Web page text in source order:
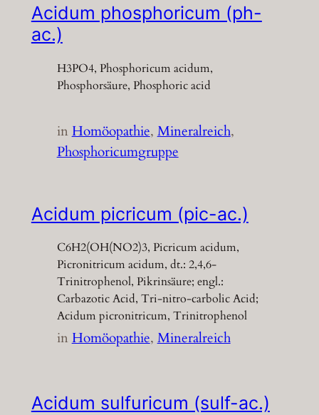
Acidum phosphoricum (ph-
ac.)
H3PO4, Phosphoricum acidum,
Phosphorsäure, Phosphoric acid
inHomöopathie, Mineralreich
Phosphoricumgruppe
Acidum picricum (pic-ac.)
C6H2(OH(NO2)3, Picricum acidum,
Picronitricum acidum, dt.: 2,4,6-
Trinitrophenol, Pikrinsäure; engl.:
Carbazotic Acid, Tri-nitro-carbolic Acid;
Acidum picronitricum, Trinitrophenol
inHomöopathie, Mineralreich
Acidum sulfuricum (sulf-ac.)